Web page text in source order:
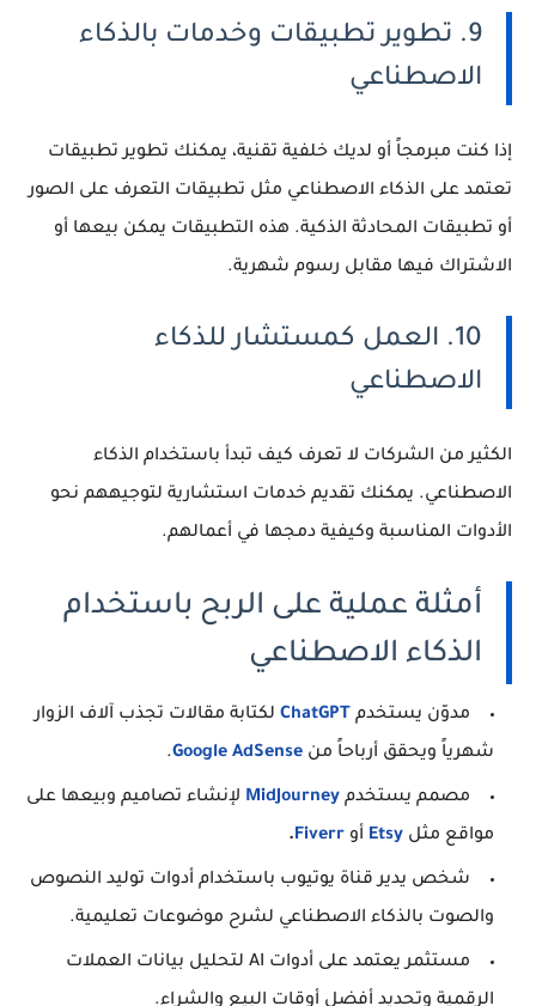
9. تطوير تطبيقات وخدمات بالذكاء
الاصطناعي
إذا كنت مبرمجاً أو لديك خلفية تقنية، يمكنك تطوير تطبيقات
تعتمد على الذكاء الاصطناعي مثل تطبيقات التعرف على الصور
أو تطبيقات المحادثة الذكية. هذه التطبيقات يمكن بيعها أو
الاشتراك فيها مقابل رسوم شهرية.
10. العمل كمستشار للذكاء
الاصطناعي
الكثير من الشركات لا تعرف كيف تبدأ باستخدام الذكاء
الاصطناعي. يمكنك تقديم خدمات استشارية لتوجيههم نحو
الأدوات المناسبة وكيفية دمجها في أعمالهم.
أمثلة عملية على الربح باستخدام
الذكاء الاصطناعي
مدوّن يستخدم ChatGPT لكتابة مقالات تجذب آلاف الزوار
شهرياً ويحقق أرباحاً من Google AdSense
.
مصمم يستخدم MidJourney لإنشاء تصاميم وبيعها على
مواقع مثل Etsy أو Fiverr
.
شخص يدير قناة يوتيوب باستخدام أدوات توليد النصوص
والصوت بالذكاء الاصطناعي لشرح موضوعات تعليمية.
مستثمر يعتمد على أدوات AI لتحليل بيانات العملات
الرقمية وتحديد أفضل أوقات البيع والشراء.